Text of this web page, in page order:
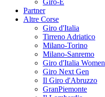
Giro-E
Partner
Altre Corse
Giro d'Italia
Tirreno Adriatico
Milano-Torino
Milano-Sanremo
Giro d'Italia Women
Giro Next Gen
Il Giro d'Abruzzo
GranPiemonte